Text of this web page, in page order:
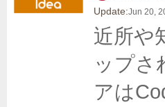
Update:Jun 20,
近所や
ップさ
アは